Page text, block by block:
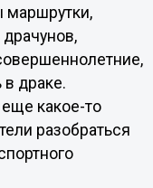
маршрутки,
драке.
какое-то
разобраться